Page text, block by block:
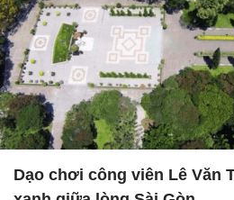
Dạo chơi công viên Lê Văn